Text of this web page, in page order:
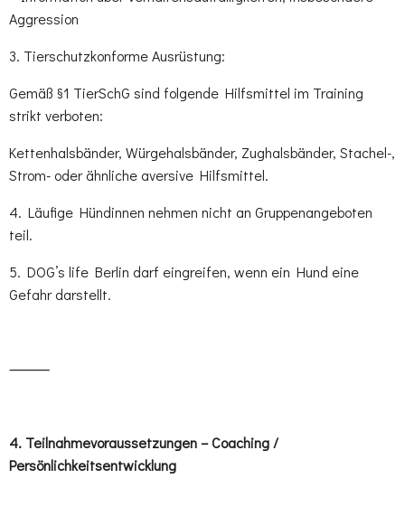
Aggression
3. Tierschutzkonforme Ausrüstung:
Gemäß §1 TierSchG sind folgende Hilfsmittel im Training
strikt verboten:
Kettenhalsbänder, Würgehalsbänder, Zughalsbänder, Stachel-,
Strom- oder ähnliche aversive Hilfsmittel.
4. Läufige Hündinnen nehmen nicht an Gruppenangeboten
teil.
5. DOG’s life Berlin darf eingreifen, wenn ein Hund eine
Gefahr darstellt.
⸻
4.⁠ ⁠Teilnahmevoraussetzungen – Coaching /
Persönlichkeitsentwicklung